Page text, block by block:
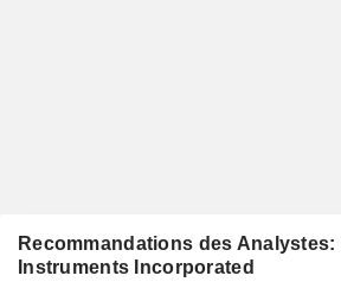
Recommandations des Analystes:
Instruments Incorporated